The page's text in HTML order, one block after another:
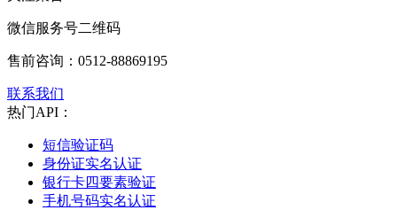
微信服务号二维码
售前咨询： 0512-88869195
联系我们
热门API：
短信验证码
身份证实名认证
银行卡四要素验证
手机号码实名认证